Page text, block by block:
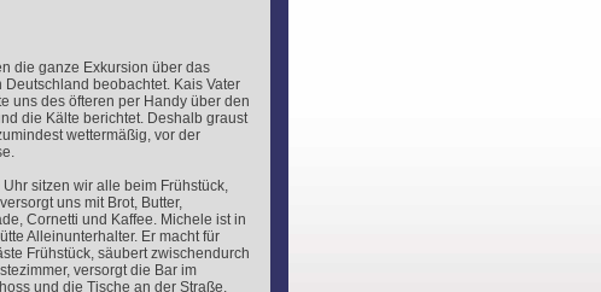
die ganze Exkursion über das
Deutschland beobachtet. Kais Vater
uns des öfteren per Handy über den
die Kälte berichtet. Deshalb graust
wettermäßig, vor der
Uhr sitzen wir alle beim Frühstück,
uns mit Brot, Butter,
Cornetti und Kaffee. Michele ist in
Alleinunterhalter. Er macht für
Frühstück, säubert zwischendurch
versorgt die Bar im
und die Tische an der Straße,